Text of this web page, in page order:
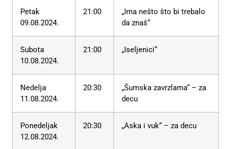
Petak
09.08.2024.
21:00
„Ima nešto što bi trebalo
da znaš“
Subota
10.08.2024.
21:00 „Iseljenici“
Nedelja
11.08.2024.
20:30
„Šumska zavrzlama“ – za
decu
Ponedeljak
12.08.2024.
20:30 „Aska i vuk“ – za decu